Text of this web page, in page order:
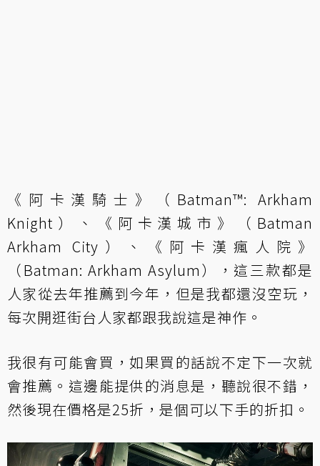
《阿卡漢騎士》（Batman™: Arkham
Knight）、《阿卡漢城市》（Batman
Arkham City）、《阿卡漢瘋人院》
（Batman: Arkham Asylum），這三款都是
人家從去年推薦到今年，但是我都還沒空玩，
每次開逛街台人家都跟我說這是神作。
我很有可能會買，如果買的話說不定下一次就
會推薦。這邊能提供的消息是，聽說很不錯，
然後現在價格是25折，是個可以下手的折扣。